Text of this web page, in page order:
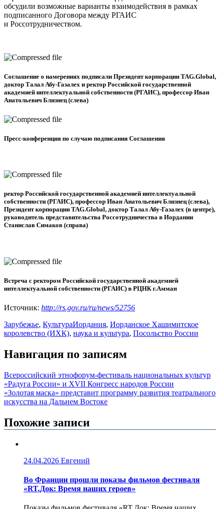
обсудили возможные варианты взаимодействия в рамках
подписанного Договора между РГАИС
и Россотрудничеством.
Соглашение о намерениях подписали Президент корпорации TAG.Global,
доктор Талал Абу-Газалех и ректор Российской государственной
академией интеллектуальной собственности (РГАИС), профессор Иван
Анатольевич Близнец (слева)
Пресс-конференция по случаю подписания Соглашения
ректор Российской государственной академией интеллектуальной
собственности (РГАИС), профессор Иван Анатольевич Близнец (слева),
Президент корпорации TAG.Global, доктор Талал Абу-Газалех (в центре),
руководитель представительства Россотрудничества в Иордании
Станислав Симаков (справа)
Встреча с ректором Российской государственной академией
интеллектуальной собственности (РГАИС) в РЦНК г.Амман
Источник: http://rs.gov.ru/ru/news/52756
Зарубежье, КультураИордания, Иорданское Хашимитское
королевство (ИХК), наука и культура, Посольство России
Навигация по записям
Всероссийский этнофорум-фестиваль национальных культур
«Радуга России» и XVII Конгресс народов России
«Золотая маска» представит программу развития театрального
искусства на Дальнем Востоке
Похожие записи
24.04.2026 Евгений
Во Франции прошли показы фильмов фестиваля
«RT.Док: Время наших героев»